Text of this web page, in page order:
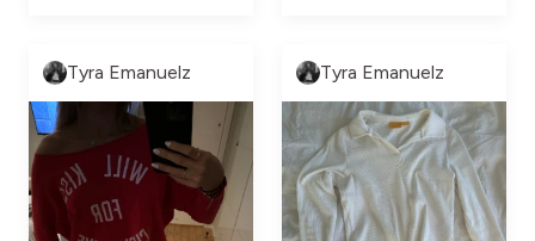
Tyra Emanuelz Tyra Emanuelz